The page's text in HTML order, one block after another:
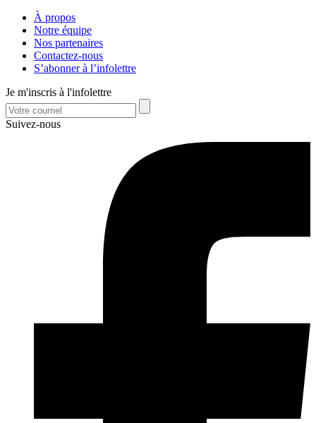
À propos
Notre équipe
Nos partenaires
Contactez-nous
S’abonner à l’infolettre
Je m'inscris à l'infolettre
Suivez-nous